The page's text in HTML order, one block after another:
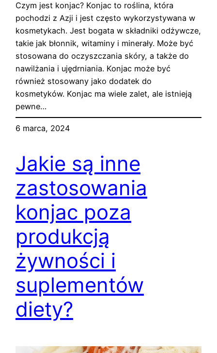
Czym jest konjac? Konjac to roślina, która
pochodzi z Azji i jest często wykorzystywana w
kosmetykach. Jest bogata w składniki odżywcze,
takie jak błonnik, witaminy i minerały. Może być
stosowana do oczyszczania skóry, a także do
nawilżania i ujędrniania. Konjac może być
również stosowany jako dodatek do
kosmetyków. Konjac ma wiele zalet, ale istnieją
pewne…
6 marca, 2024
Jakie są inne
zastosowania
konjac poza
produkcją
żywności i
suplementów
diety?